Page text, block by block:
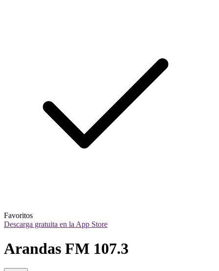
Favoritos
Descarga gratuita en la App Store
Arandas FM 107.3